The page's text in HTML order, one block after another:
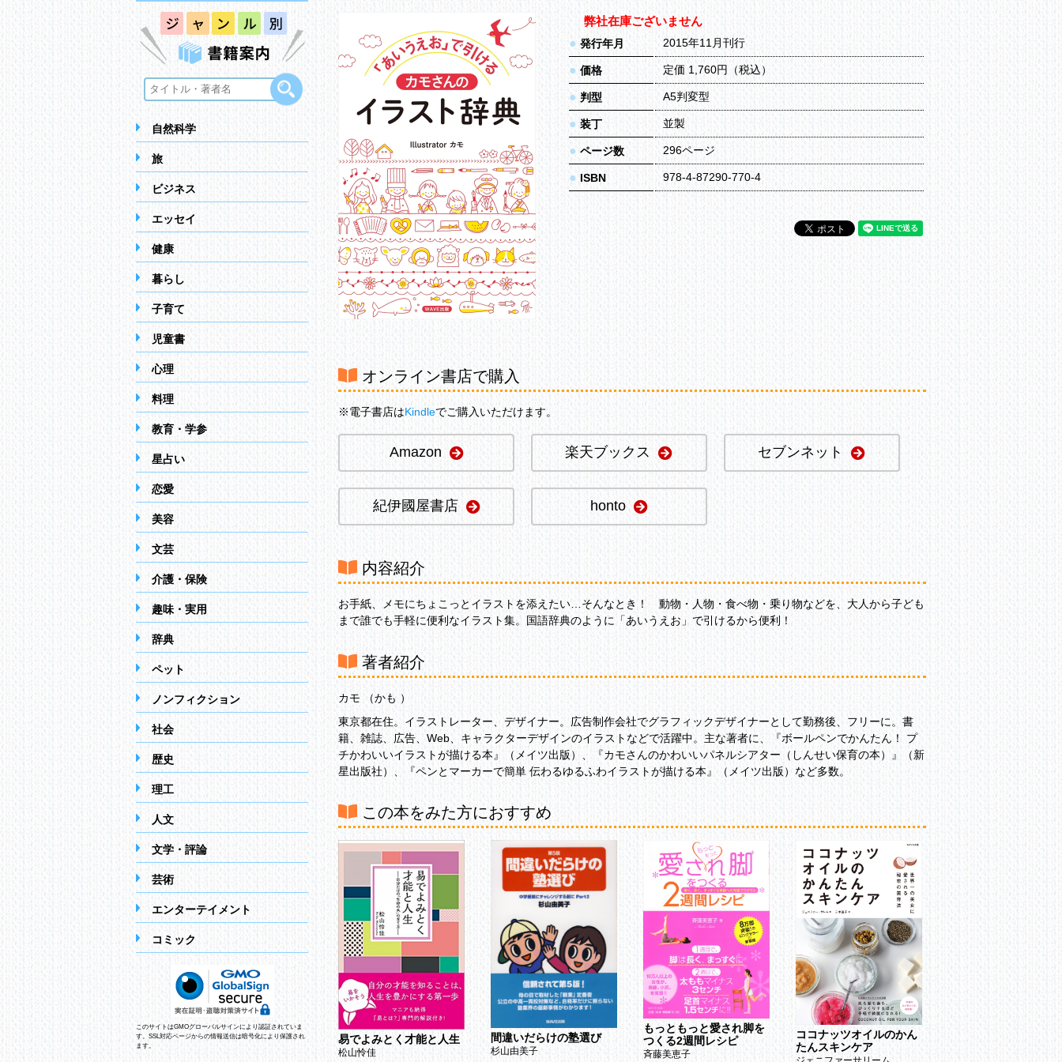
自然科学
旅
ビジネス
エッセイ
健康
暮らし
子育て
児童書
心理
料理
教育・学参
星占い
恋愛
美容
文芸
介護・保険
趣味・実用
辞典
ペット
ノンフィクション
社会
歴史
理工
人文
文学・評論
芸術
エンターテイメント
コミック
このサイトはGMOグローバルサインにより認証されていま
す。SSL対応ページからの情報送信は暗号化により保護され
ます。
弊社在庫ございません
● 発行年月 2015年11月刊行
● 価格 定価 1,760円（税込）
● 判型 A5判変型
● 装丁 並製
● ページ数 296ページ
● ISBN 978-4-87290-770-4
オンライン書店で購入
※電子書店はKindleでご購入いただけます。
Amazon 楽天ブックス セブンネット
紀伊國屋書店 honto
内容紹介
お手紙、メモにちょこっとイラストを添えたい…そんなとき！ 動物・人物・食べ物・乗り物などを、大人から子ども
まで誰でも手軽に便利なイラスト集。国語辞典のように「あいうえお」で引けるから便利！
著者紹介
カモ （かも ）
東京都在住。イラストレーター、デザイナー。広告制作会社でグラフィックデザイナーとして勤務後、フリーに。書
籍、雑誌、広告、Web、キャラクターデザインのイラストなどで活躍中。主な著者に、『ボールペンでかんたん！ プ
チかわいいイラストが描ける本』（メイツ出版）、『カモさんのかわいいパネルシアター（しんせい保育の本）』（新
星出版社）、『ペンとマーカーで簡単 伝わるゆるふわイラストが描ける本』（メイツ出版）など多数。
この本をみた方におすすめ
3年の星占い 乙女座 2015
年-2017年
本当に大切にしたい日本
易でよみとく才能と人生
松山怜佳
間違いだらけの塾選び
杉山由美子
もっともっと愛され脚を
つくる2週間レシピ
斉藤美恵子
ココナッツオイルのかん
たんスキンケア